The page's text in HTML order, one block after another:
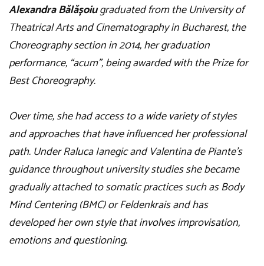
Alexandra Bălășoiugraduated from the University of
Theatrical Arts and Cinematography in Bucharest, the
Choreography section in 2014, her graduation
performance, “acum”, being awarded with the Prize for
Best Choreography.
Over time, she had access to a wide variety of styles
and approaches that have influenced her professional
path. Under Raluca Ianegic and Valentina de Piante’s
guidance throughout university studies she became
gradually attached to somatic practices such as Body
Mind Centering (BMC) or Feldenkrais and has
developed her own style that involves improvisation,
emotions and questioning.